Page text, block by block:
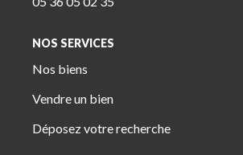
NOS SERVICES
Nos biens
Vendre un bien
Déposez votre recherche